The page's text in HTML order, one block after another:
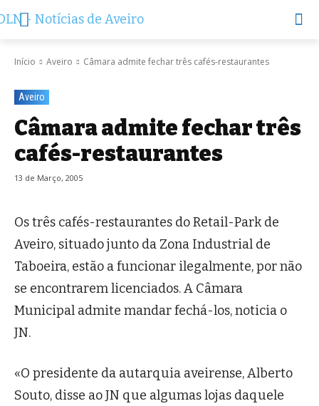
Início Aveiro Câmara admite fechar três cafés-restaurantes
Aveiro
Câmara admite fechar três
cafés-restaurantes
13 de Março, 2005
Os três cafés-restaurantes do Retail-Park de
Aveiro, situado junto da Zona Industrial de
Taboeira, estão a funcionar ilegalmente, por não
se encontrarem licenciados. A Câmara
Municipal admite mandar fechá-los, noticia o
JN.
«O presidente da autarquia aveirense, Alberto
Souto, disse ao JN que algumas lojas daquele